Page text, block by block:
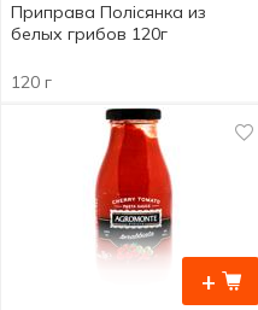
Приправа Полісянка из
белых грибов 120г
120 г
+